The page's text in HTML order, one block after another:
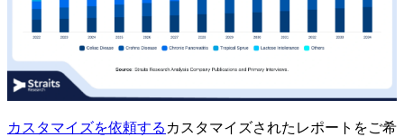
カスタマイズを依頼する カスタマイズされたレポートをご希